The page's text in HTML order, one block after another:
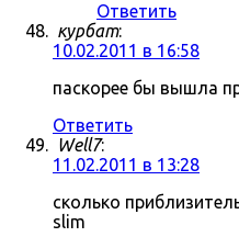
Ответить
курбат:
10.02.2011 в 16:58
паскорее бы вышла
Ответить
Well7:
11.02.2011 в 13:28
сколько
slim